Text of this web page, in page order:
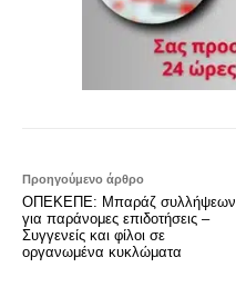
Προηγούμενο άρθρο
ΟΠΕΚΕΠΕ: Μπαράζ συλλήψεων
για παράνομες επιδοτήσεις –
Συγγενείς και φίλοι σε
οργανωμένα κυκλώματα